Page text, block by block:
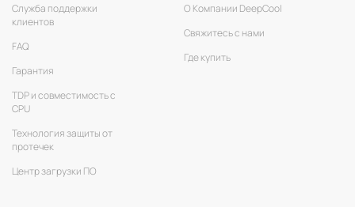
Служба поддержки
клиентов
FAQ
Гарантия
TDP и совместимость с
CPU
Технология защиты от
протечек
Центр загрузки ПО
О Компании DeepCool
Свяжитесь с нами
Где купить